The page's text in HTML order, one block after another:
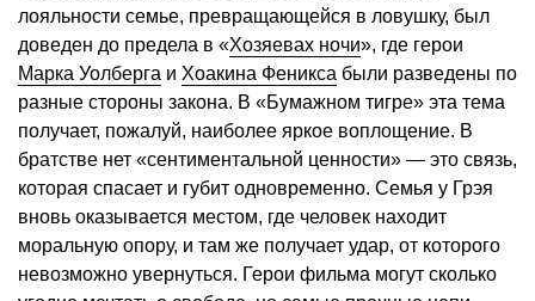
лояльности семье, превращающейся в ловушку, был
доведен до предела в «Хозяевах ночи», где герои
Марка Уолберга и Хоакина Феникса были разведены по
разные стороны закона. В «Бумажном тигре» эта тема
получает, пожалуй, наиболее яркое воплощение. В
братстве нет «сентиментальной ценности» — это связь,
которая спасает и губит одновременно. Семья у Грэя
вновь оказывается местом, где человек находит
моральную опору, и там же получает удар, от которого
невозможно увернуться. Герои фильма могут сколько